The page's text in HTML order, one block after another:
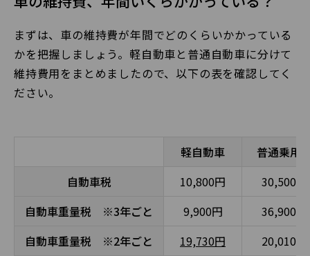
まずは、車の維持費が年間でどのくらいかかっている
かを把握しましょう。軽自動車と普通自動車に分けて
維持費用をまとめましたので、以下の表を確認してく
ださい。
軽自動車
普通乗用
自動車税
10,800円
30,500円
自動車重量税 ※3年ごと
9,900円
36,900円
自動車重量税 ※2年ごと
19,730円
20,010円